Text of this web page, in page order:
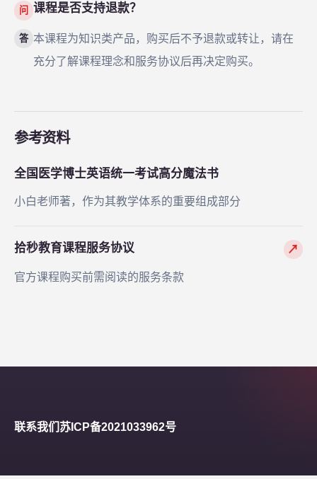
问 课程是否支持退款？
答 本课程为知识类产品，购买后不予退款或转让，请在
充分了解课程理念和服务协议后再决定购买。
参考资料
全国医学博士英语统一考试高分魔法书
小白老师著，作为其教学体系的重要组成部分
拾秒教育课程服务协议 ↗
官方课程购买前需阅读的服务条款
联系我们 苏ICP备2021033962号